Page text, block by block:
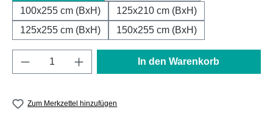
100x255 cm (BxH)
125x210 cm (BxH)
125x255 cm (BxH)
150x255 cm (BxH)
Produkt Anzahl: Gib den gewünschten
In den Warenkorb
Zum Merkzettel hinzufügen